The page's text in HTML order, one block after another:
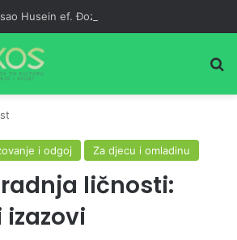
Husein ef. Đozo
i odgoj Za djecu i omladinu
ličnosti:
izazovi